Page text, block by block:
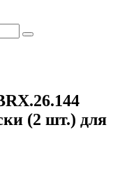
(2 шт.) для